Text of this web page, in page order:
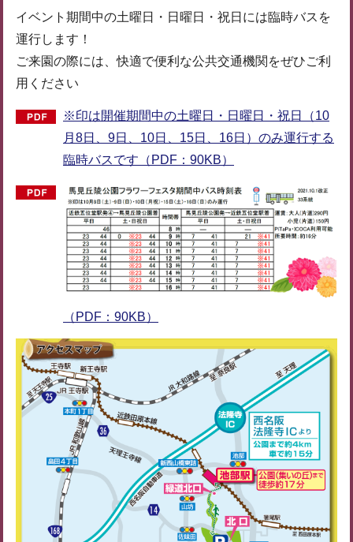
イベント期間中の土曜日・日曜日・祝日には臨時バスを
運行します！
ご来園の際には、快適で便利な公共交通機関をぜひご利
用ください
※印は開催期間中の土曜日・日曜日・祝日（10
月8日、9日、10日、15日、16日）のみ運行する
臨時バスです（PDF：90KB）
（PDF：90KB）